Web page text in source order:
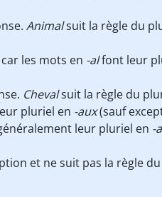
Animalsuit la règle du
les mots en -alfont leur
Chevalsuit la règle du
pluriel en -aux(sauf
leur pluriel en -
et ne suit pas la règle